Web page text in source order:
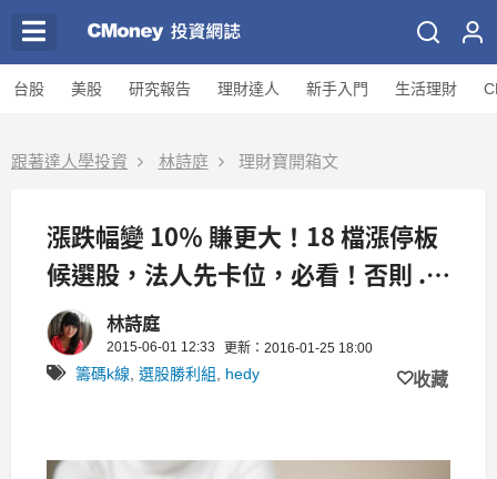
台股 美股 研究報告 理財達人 新手入門 生活理財
跟著達人學投資 林詩庭 理財寶開箱文
漲跌幅變 10％ 賺更大！18 檔漲停板
候選股，法人先卡位，必看！否則 ...
一買錯就斷頭！
林詩庭
2015-06-01 12:33 更新：2016-01-25 18:00
籌碼k線 選股勝利組 hedy 收藏